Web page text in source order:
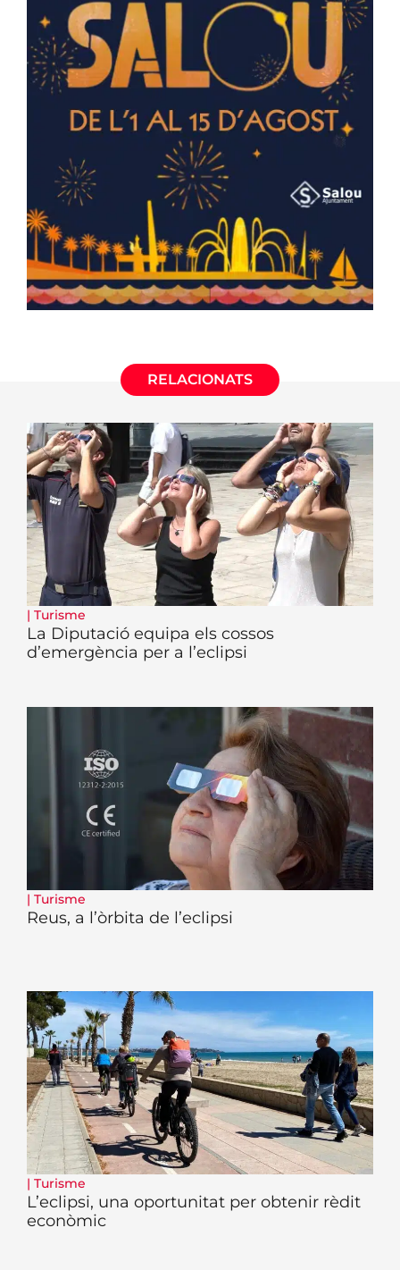
RELACIONATS
| Turisme
La Diputació equipa els cossos
d’emergència per a l’eclipsi
| Turisme
Reus, a l’òrbita de l’eclipsi
| Turisme
L’eclipsi, una oportunitat per obtenir rèdit
econòmic